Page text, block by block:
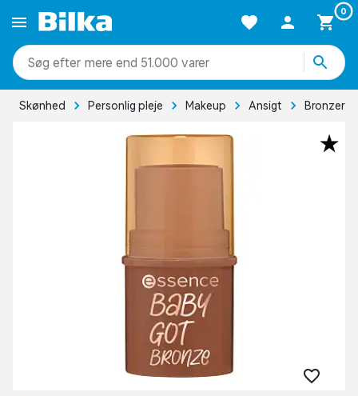
0
mere end 51.000 varer
Skønhed Personlig pleje Makeup Ansigt Bronzer